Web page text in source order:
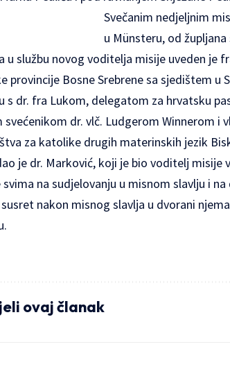
Svečanim nedjeljnim
u Münsteru, od
u službu novog voditelja misije uveden je
provincije Bosne Srebrene sa sjedištem
s dr. fra Lukom, delegatom za hrvatsku
svećenikom dr. vlč. Ludgerom Winnerom
za katolike drugih materinskih jezik
je dr. Marković, koji je bio voditelj misije
svima na sudjelovanju u misnom slavlju i
nakon misnog slavlja u dvorani
ovaj članak